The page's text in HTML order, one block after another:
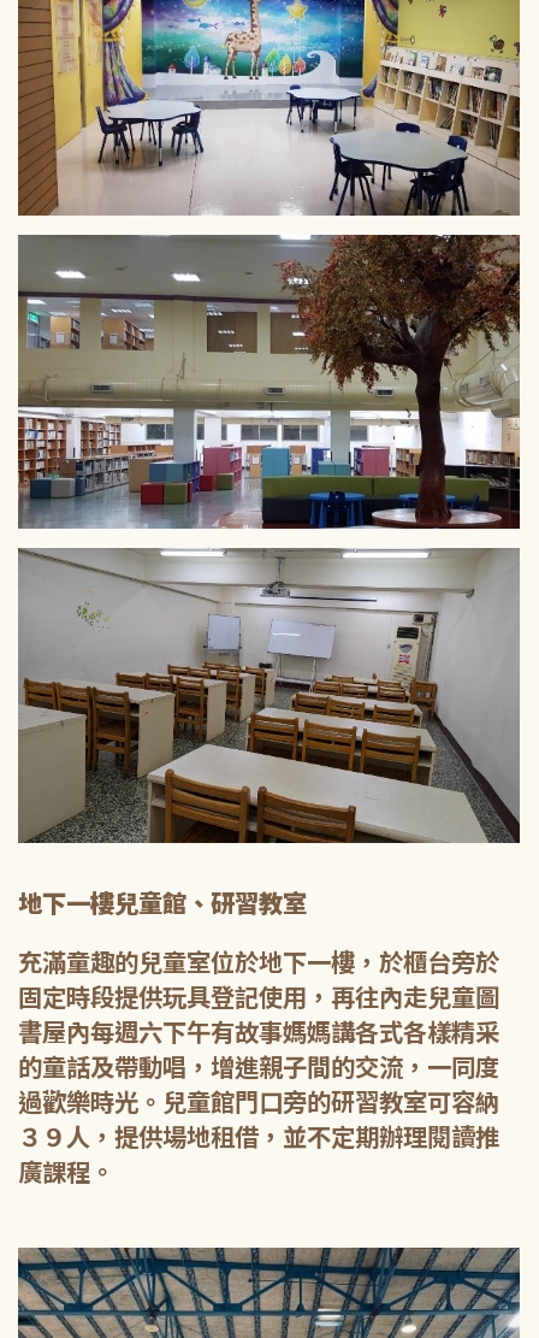
地下一樓兒童館、研習教室
充滿童趣的兒童室位於地下一樓，於櫃台旁於
固定時段提供玩具登記使用，再往內走兒童圖
書屋內每週六下午有故事媽媽講各式各樣精采
的童話及帶動唱，增進親子間的交流，一同度
過歡樂時光。兒童館門口旁的研習教室可容納
３９人，提供場地租借，並不定期辦理閱讀推
廣課程。